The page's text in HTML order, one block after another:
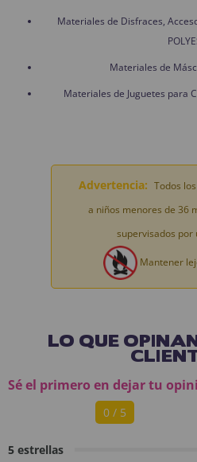
Materiales de Disfraces,
Materiales de
Materiales de Juguetes para
Advertencia: Todos
a niños menores de 36
supervisados por
Mantener
LO QUE
Sé el primero en dejar tu
0 / 5
5 estrellas